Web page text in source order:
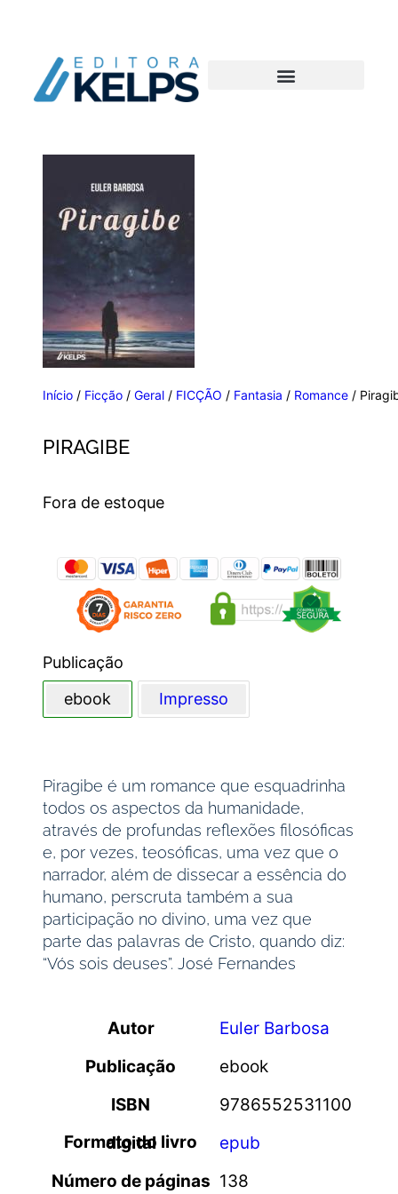
Início / Ficção /Geral / FICÇÃO / Fantasia / Romance /
PIRAGIBE
Fora de estoque
Publicação
ebook
Impresso
Piragibe é um romance que esquadrinha
todos os aspectos da humanidade,
através de profundas reflexões filosóficas
e, por vezes, teosóficas, uma vez que o
narrador, além de dissecar a essência do
humano, perscruta também a sua
participação no divino, uma vez que
parte das palavras de Cristo, quando diz:
“Vós sois deuses”. José Fernandes
Autor
Euler Barbosa
Publicação
ebook
ISBN
9786552531100
Formato do livro digital
epub
Número de páginas 138